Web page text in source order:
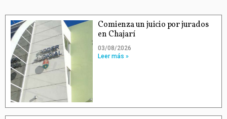
Comienza un juicio por jurados
en Chajarí
03/08/2026
Leer más »